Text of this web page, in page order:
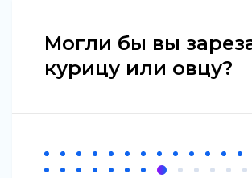
Могли бы вы
курицу или овцу?